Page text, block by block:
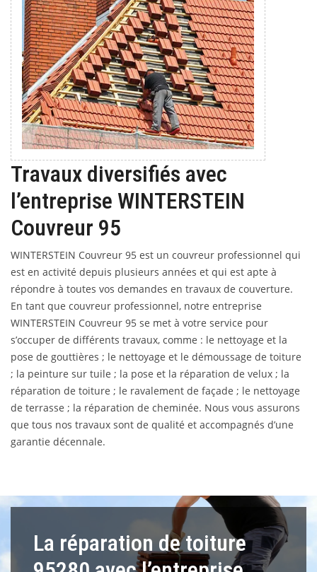
Travaux diversifiés avec
l’entreprise WINTERSTEIN
Couvreur 95
WINTERSTEIN Couvreur 95 est un couvreur professionnel qui
est en activité depuis plusieurs années et qui est apte à
répondre à toutes vos demandes en travaux de couverture.
En tant que couvreur professionnel, notre entreprise
WINTERSTEIN Couvreur 95 se met à votre service pour
s’occuper de différents travaux, comme : le nettoyage et la
pose de gouttières ; le nettoyage et le démoussage de toiture
; la peinture sur tuile ; la pose et la réparation de velux ; la
réparation de toiture ; le ravalement de façade ; le nettoyage
de terrasse ; la réparation de cheminée. Nous vous assurons
que tous nos travaux sont de qualité et accompagnés d’une
garantie décennale.
La réparation de toiture